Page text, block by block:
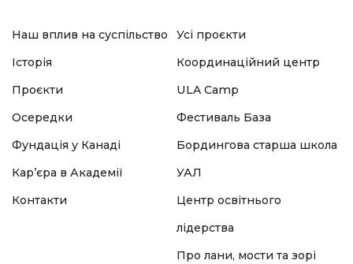
Наш вплив на суспільство
Історія
Проєкти
Осередки
Фундація у Канаді
Кар’єра в Академії
Контакти
Усі проєкти
Координаційний центр
ULA Camp
Фестиваль База
Бордингова старша школа
УАЛ
Центр освітнього
лідерства
Про лани, мости та зорі